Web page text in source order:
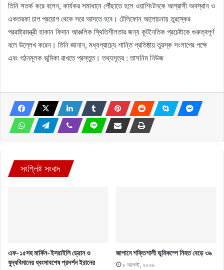
তিনি সতর্ক করে বলেন, কার্যকর সমাধানে পৌঁছাতে হলে ওয়াশিংটনকে আগ্রাসী অবস্থান ও
একতরফা চাপ প্রয়োগ থেকে সরে আসতে হবে। টেলিফোন আলোচনায় তুরস্কের
পররাষ্ট্রমন্ত্রী হাকান ফিদান আঞ্চলিক স্থিতিশীলতার জন্য কূটনৈতিক প্রচেষ্টাকে গুরুত্বপূর্ণ
বলে উল্লেখ করেন। তিনি জানান, মধ্যপ্রাচ্যে শান্তি প্রতিষ্ঠায় তুরস্ক সংলাপের পক্ষে
এবং গঠনমূলক ভূমিকা রাখতে প্রস্তুত। তথ্যসূত্র : তাসনিম নিউজ
সংশ্লিষ্ট সংবাদ
এফ-১৫সহ মার্কিন-ইসরাইলি ড্রোন ও
যুদ্ধবিমানের ধ্বংসাবশেষ প্রদর্শন ইরানের
জাপানে শক্তিশালী ভূমিকম্পে নিহত বেড়ে ৩৯
৮ আগস্ট, ২০২৬